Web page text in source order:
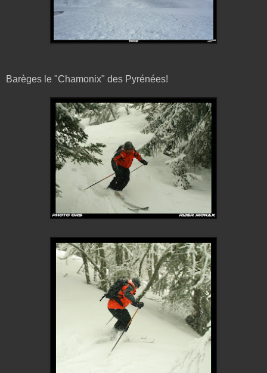
Barèges le "Chamonix" des Pyrénées!